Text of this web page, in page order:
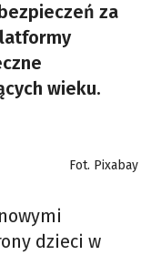
za
wieku.
Fot. Pixabay
dzieci w